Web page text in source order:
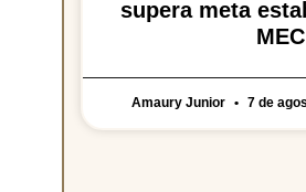
supera meta
MEC
Amaury Junior 7 de